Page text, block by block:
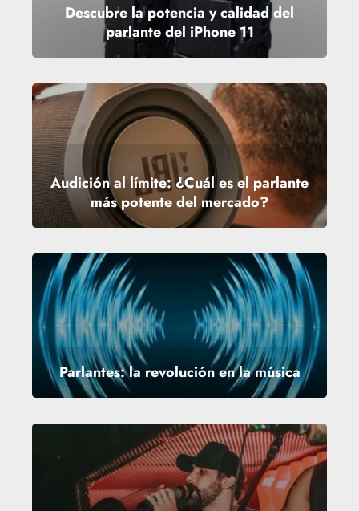
Descubre la potencia y calidad del
parlante del iPhone 11
Audición al límite: ¿Cuál es el parlante
más potente del mercado?
Parlantes: la revolución en la música